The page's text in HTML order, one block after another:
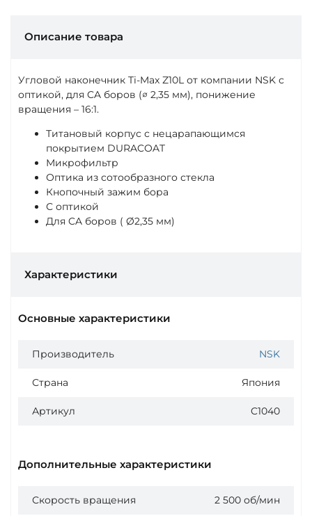
Описание товара
Угловой наконечник Ti-Max Z10L от компании NSK с
оптикой, для CA боров (∅ 2,35 мм), понижение
вращения – 16:1.
Титановый корпус с нецарапающимся
покрытием DURACOAT
Микрофильтр
Оптика из сотообразного стекла
Кнопочный зажим бора
С оптикой
Для CA боров ( Ø2,35 мм)
Характеристики
Основные характеристики
Производитель NSK
Страна Япония
Артикул C1040
Дополнительные характеристики
Скорость вращения 2 500 об/мин